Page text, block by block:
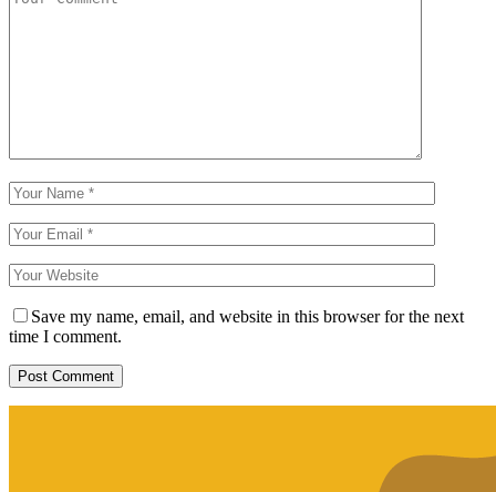
Save my name, email, and website in this browser for the next
time I comment.